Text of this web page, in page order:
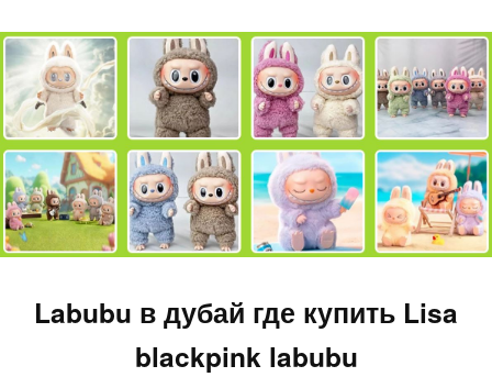
Labubu в дубай где купить Lisa
blackpink labubu